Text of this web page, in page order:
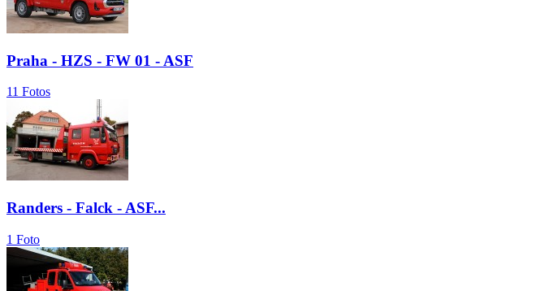
Praha - HZS - FW 01 - ASF
11 Fotos
Randers - Falck - ASF...
1 Foto